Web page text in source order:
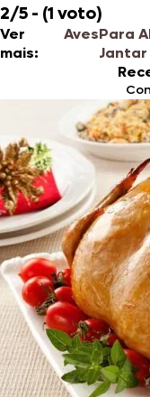
2/5 - (1 voto)
Ver
mais:
AvesPara
Jantar